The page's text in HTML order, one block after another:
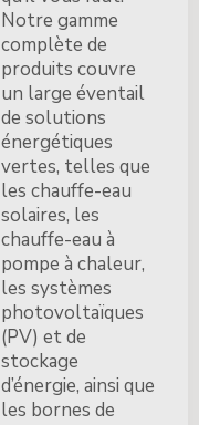
Notre gamme
complète de
produits couvre
un large éventail
de solutions
énergétiques
vertes, telles que
les chauffe-eau
solaires, les
chauffe-eau à
pompe à chaleur,
les systèmes
photovoltaïques
(PV) et de
stockage
d’énergie, ainsi que
les bornes de